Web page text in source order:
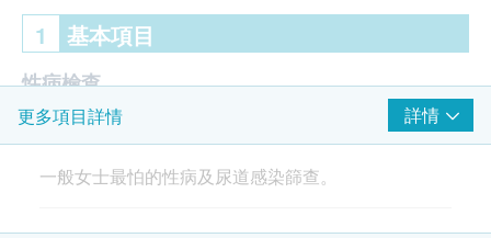
1 基本項目
性病檢查
梅毒血清測試
愛滋病抗原
更多項目詳情 詳情
一般女士最怕的性病及尿道感染篩查。